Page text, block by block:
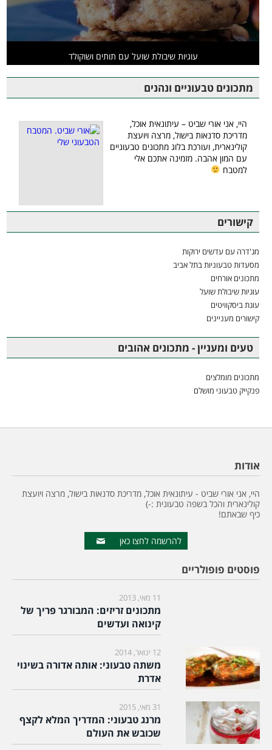
עוגיות שיבולת שועל עם תותים ושוקולד
מתכונים טבעוניים ונהנים
היי, אני אורי שביט – עיתונאית אוכל,
מדריכת סדנאות בישול, מרצה ויועצת
קולינארית, ועורכת בלוג מתכונים טבעוניים
עם המון אהבה. מזמינה אתכם אלי
למטבח
קישורים
מג'דרה עם עדשים ירוקות
מסעדות טבעוניות בתל אביב
מתכונים אורחים
עוגיות שיבולת שועל
עוגת ביסקוויטים
קישורים מעניינים
טעים ומעניין - מתכונים אהובים
מתכונים מומלצים
פנקייק טבעוני מושלם
אודות
היי, אני אורי שביט - עיתונאית אוכל, מדריכת סדנאות בישול, מרצה ויועצת
קולינארית והכל בשפה טבעונית :-)
כיף שבאתם!
להרשמה לחצו כאן
פוסטים פופולריים
11 מאי, 2013
מתכונים זריזים: המבורגר פריך של
קינואה ועדשים
12 ינואר, 2014
משתה טבעוני: אותה אדורה בשינוי
אדרת
31 מאי, 2015
מרנג טבעוני: המדריך המלא לקצף
שכובש את העולם